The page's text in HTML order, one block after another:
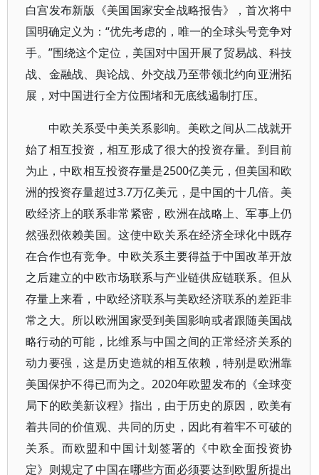
白宫发布新版《美国国家安全战略报告》，首次将中
国明确定义为：“优先考虑的，唯一的全球头号竞争对
手。”围绕这个定位，美国对中国开展了贸易战、科技
战、金融战、舆论战、外交战乃至带领北约向亚洲拓
展，对中国进行全方位围堵和无底线遏制打压。
中欧关系受中美关系影响。美欧之间从二战就开
始了相互投资，相互形成了很大的投资存量。到目前
为止，中欧相互投资存量是2500亿美元，但美国和欧
洲的投资存量超过3.7万亿美元，是中国的十几倍。美
欧经济上的联系非常紧密，欧洲在战略上、军事上仍
然强烈依赖美国。这使中欧关系在经济全球化中既存
在合作也有竞争。中欧关系主要得益于中国改革开放
之后建立的中欧市场联系与产业链供应链联系。但从
存量上来看，中欧经济联系与美欧经济联系的差距非
常之大。所以欧洲国家受到美国影响或者跟随美国战
略行动的可能，比维系与中国之间的正常经济关系的
动力要强，这是历史造就的相互依赖，特别是欧洲靠
美国保护不得已而为之。2020年欧盟发布的《全球变
局下的欧美新议程》指出，由于历史的原因，欧美有
着共同的价值观、共同的历史，因此有着牢不可破的
关系。而欧盟和中国计划签署的《中欧全面投资协
定》则规定了中国在哪些方面必须要达到欧盟所提出